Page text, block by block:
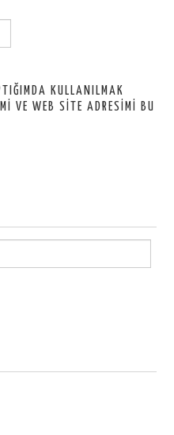
KULLANILMAK
VE WEB SITE ADRESIMI BU